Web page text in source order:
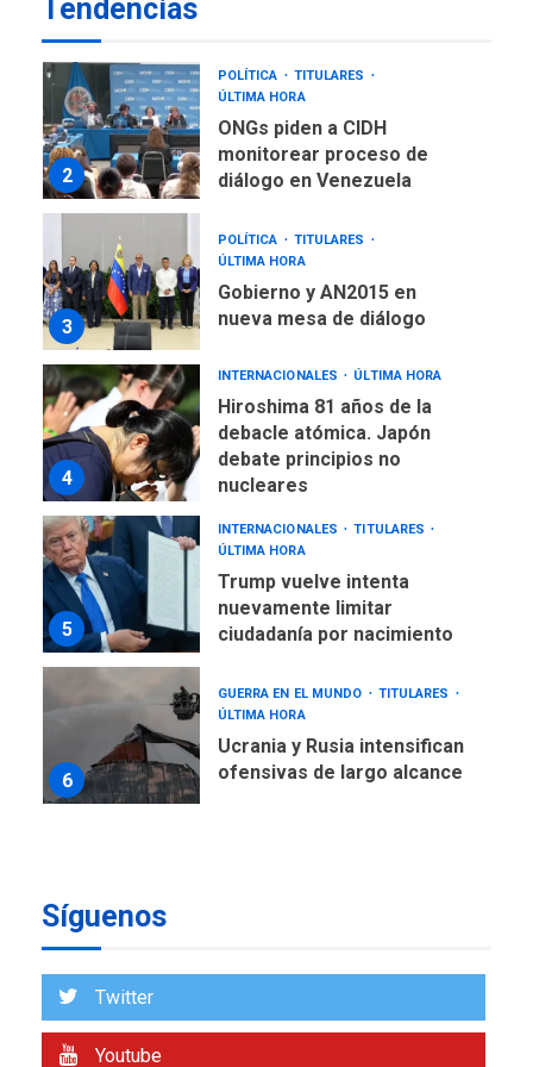
Tendencias
1
2
POLÍTICA
TITULARES
ÚLTIMA HORA
ONGs piden a CIDH
monitorear proceso de
diálogo en Venezuela
3
POLÍTICA
TITULARES
ÚLTIMA HORA
Gobierno y AN2015 en
nueva mesa de diálogo
4
INTERNACIONALES ÚLTIMA HORA
Hiroshima 81 años de la
debacle atómica. Japón
debate principios no
nucleares
5
INTERNACIONALES
TITULARES
ÚLTIMA HORA
Trump vuelve intenta
nuevamente limitar
ciudadanía por nacimiento
6
GUERRA EN EL MUNDO
TITULARES
ÚLTIMA HORA
Ucrania y Rusia intensifican
ofensivas de largo alcance
7
De la Espriella asumirá
Síguenos
Twitter
Youtube